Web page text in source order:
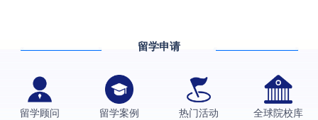
留学申请
留学顾问 留学案例 热门活动 全球院校库
格拉斯哥大学国际商务硕士录取案例
伯明翰大学数字媒体与创意产业硕士录取案例